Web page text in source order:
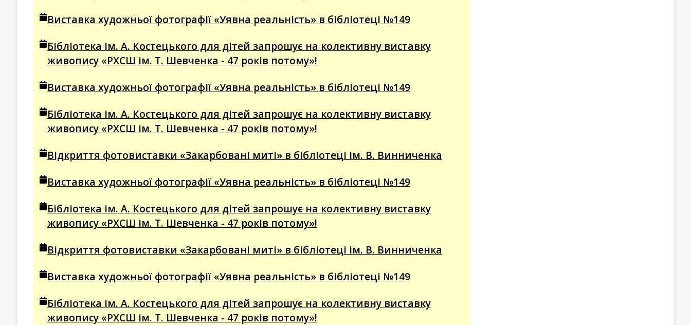
Виставка художньої фотографії «Уявна реальність» в бібліотеці №149
Бібліотека ім. А. Костецького для дітей запрошує на колективну виставку
живопису «РХСШ ім. Т. Шевченка - 47 років потому»!
Виставка художньої фотографії «Уявна реальність» в бібліотеці №149
Бібліотека ім. А. Костецького для дітей запрошує на колективну виставку
живопису «РХСШ ім. Т. Шевченка - 47 років потому»!
Відкриття фотовиставки «Закарбовані миті» в бібліотеці ім. В. Винниченка
Виставка художньої фотографії «Уявна реальність» в бібліотеці №149
Бібліотека ім. А. Костецького для дітей запрошує на колективну виставку
живопису «РХСШ ім. Т. Шевченка - 47 років потому»!
Відкриття фотовиставки «Закарбовані миті» в бібліотеці ім. В. Винниченка
Виставка художньої фотографії «Уявна реальність» в бібліотеці №149
Бібліотека ім. А. Костецького для дітей запрошує на колективну виставку
живопису «РХСШ ім. Т. Шевченка - 47 років потому»!